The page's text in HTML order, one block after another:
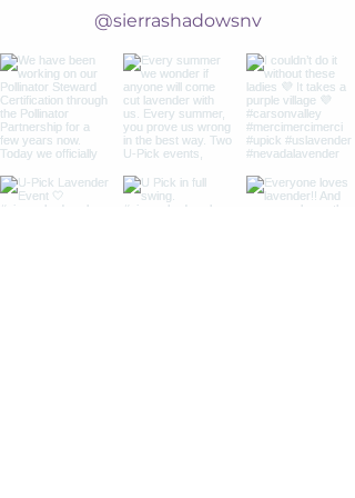
@sierrashadowsnv